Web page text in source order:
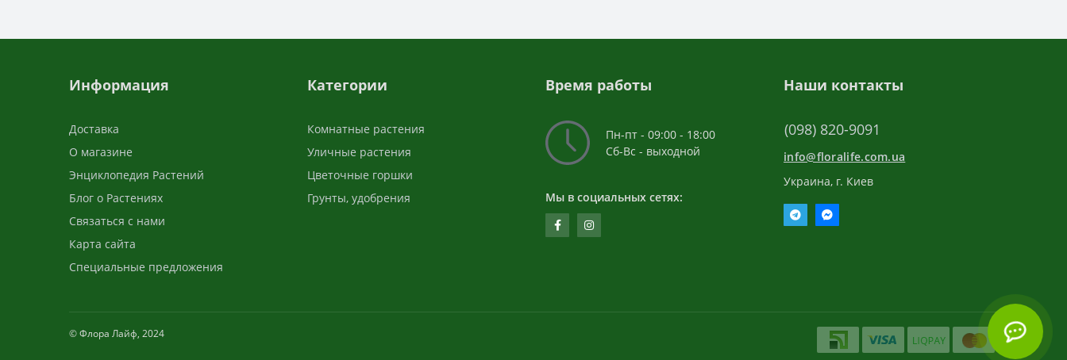
Информация
Доставка
О магазине
Энциклопедия Растений
Блог о Растениях
Связаться с нами
Карта сайта
Специальные предложения
Категории
Комнатные растения
Уличные растения
Цветочные горшки
Грунты, удобрения
Время работы
Пн-пт - 09:00 - 18:00
Сб-Вс - выходной
Мы в социальных сетях:
Наши контакты
(098) 820-9091
info@floralife.com.ua
Украина, г. Киев
© Флора Лайф, 2024